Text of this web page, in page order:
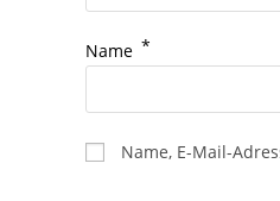
Name *
Name, E-Mail-